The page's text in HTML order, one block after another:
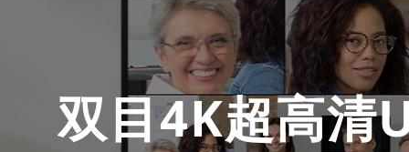
双目4K超高清